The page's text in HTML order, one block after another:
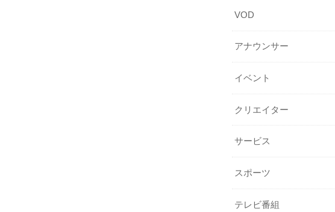
VOD
アナウンサー
イベント
クリエイター
サービス
スポーツ
テレビ番組